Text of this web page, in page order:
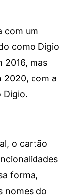
com um
como Digio
2016, mas
2020, com a
Digio.
o cartão
forma,
nomes do